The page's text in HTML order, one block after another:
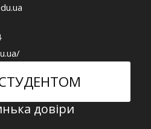
довіри